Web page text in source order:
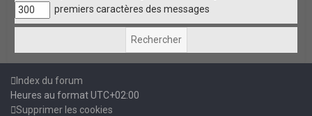
premiers caractères des messages
Index du forum
Heures au formatUTC+02:00
Supprimer les cookies